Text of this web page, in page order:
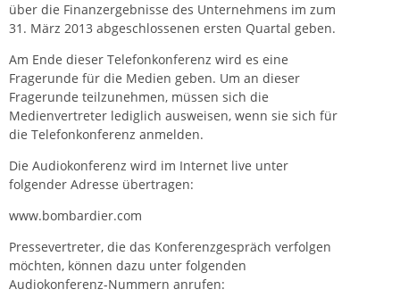
über die Finanzergebnisse des Unternehmens im zum
31. März 2013 abgeschlossenen ersten Quartal geben.
Am Ende dieser Telefonkonferenz wird es eine
Fragerunde für die Medien geben. Um an dieser
Fragerunde teilzunehmen, müssen sich die
Medienvertreter lediglich ausweisen, wenn sie sich für
die Telefonkonferenz anmelden.
Die Audiokonferenz wird im Internet live unter
folgender Adresse übertragen:
www.bombardier.com
Pressevertreter, die das Konferenzgespräch verfolgen
möchten, können dazu unter folgenden
Audiokonferenz-Nummern anrufen: